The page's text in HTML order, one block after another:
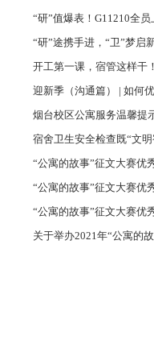
“研”值爆表！G11210全员
“研”途携手进，“卫”梦启
开工第一课，宿管这样
迎新季（沟通篇） | 如何
烟台校区公寓服务温馨提
宿舍卫生安全检查既“文
“公寓的故事”征文大赛优
“公寓的故事”征文大赛优
“公寓的故事”征文大赛优
关于举办2021年“公寓的